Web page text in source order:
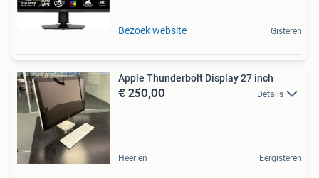
Bezoek website Gisteren
Apple Thunderbolt Display 27 inch
€ 250,00 Details
Heerlen Eergisteren